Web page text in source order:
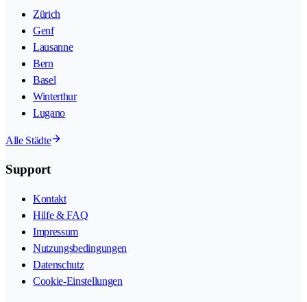
Zürich
Genf
Lausanne
Bern
Basel
Winterthur
Lugano
Alle Städte
Support
Kontakt
Hilfe & FAQ
Impressum
Nutzungsbedingungen
Datenschutz
Cookie-Einstellungen